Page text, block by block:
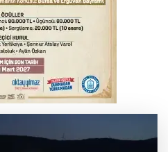
alevlere teslim oldu
Kanununda değişiklik